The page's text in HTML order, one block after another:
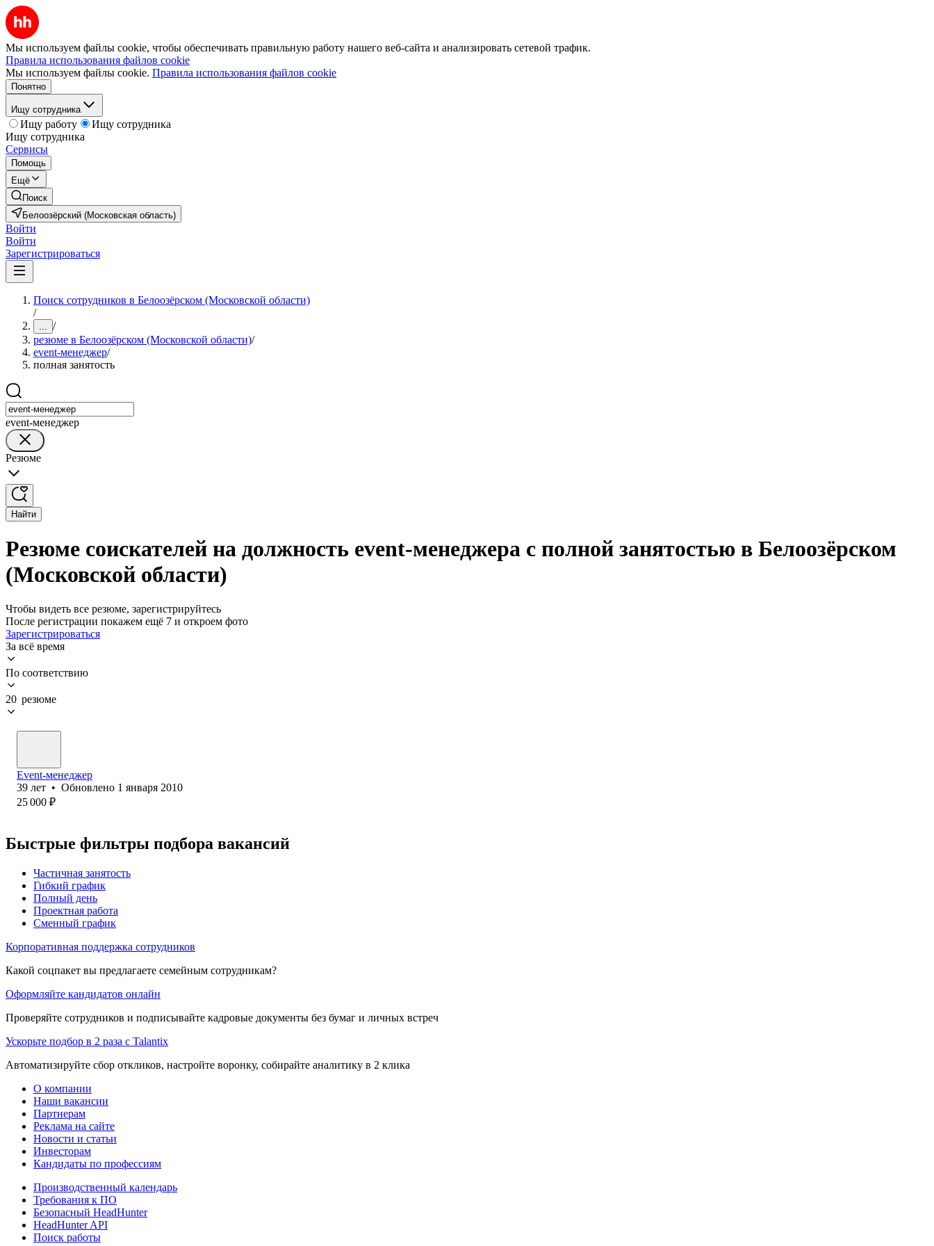
Мы используем файлы cookie, чтобы обеспечивать правильную работу нашего веб-сайта и анализировать сетевой трафик.
Правила использования файлов cookie
Мы используем файлы cookie. Правила использования файлов cookie
Понятно
Ищу сотрудника
Ищу работу
Ищу сотрудника
Ищу сотрудника
Сервисы
Помощь
Ещё
Поиск
Белоозёрский (Московская область)
Войти
Войти
Зарегистрироваться
Поиск сотрудников в Белоозёрском (Московской области)
/
... /
резюме в Белоозёрском (Московской области)/
event-менеджер/
полная занятость
event-менеджер
Резюме
Найти
Резюме соискателей на должность event-менеджера с полной занятостью в Белоозёрском
(Московской области)
Чтобы видеть все резюме, зарегистрируйтесь
После регистрации покажем ещё 7 и откроем фото
Зарегистрироваться
За всё время
По соответствию
20 резюме
Event-менеджер
39 лет • Обновлено 1 января 2010
25 000 ₽
Быстрые фильтры подбора вакансий
Частичная занятость
Гибкий график
Полный день
Проектная работа
Сменный график
Корпоративная поддержка сотрудников
Какой соцпакет вы предлагаете семейным сотрудникам?
Оформляйте кандидатов онлайн
Проверяйте сотрудников и подписывайте кадровые документы без бумаг и личных встреч
Ускорьте подбор в 2 раза с Talantix
Автоматизируйте сбор откликов, настройте воронку, собирайте аналитику в 2 клика
О компании
Наши вакансии
Партнерам
Реклама на сайте
Новости и статьи
Инвесторам
Кандидаты по профессиям
Производственный календарь
Требования к ПО
Безопасный HeadHunter
HeadHunter API
Поиск работы